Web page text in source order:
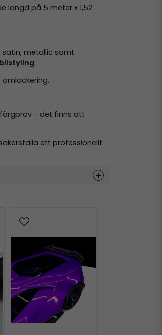
längd på 5 meter x 1,52
satin, metallic samt
.
färgprov - det finns att
ett professionellt